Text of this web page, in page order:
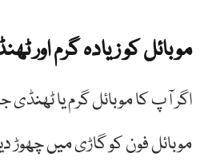
موبائل کو زیادہ گرم اور
اگر آپ کا موبائل گرم یا
موبائل فون کو گاڑی میں چھوڑ